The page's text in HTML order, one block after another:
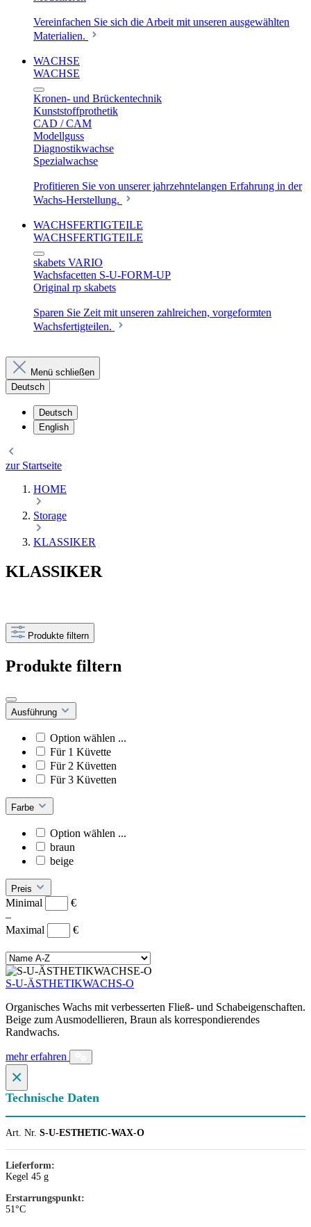
Vereinfachen Sie sich die Arbeit mit unseren ausgewählten
Materialien.
WACHSE
WACHSE
Kronen- und Brückentechnik
Kunststoffprothetik
CAD / CAM
Modellguss
Diagnostikwachse
Spezialwachse
Profitieren Sie von unserer jahrzehntelangen Erfahrung in der
Wachs-Herstellung.
WACHSFERTIGTEILE
WACHSFERTIGTEILE
skabets VARIO
Wachsfacetten S-U-FORM-UP
Original rp skabets
Sparen Sie Zeit mit unseren zahlreichen, vorgeformten
Wachsfertigteilen.
Menü schließen
Deutsch
Deutsch
English
zur Startseite
HOME
Storage
KLASSIKER
KLASSIKER
Produkte filtern
Produkte filtern
Ausführung
Option wählen ...
Für 1 Küvette
Für 2 Küvetten
Für 3 Küvetten
Farbe
Option wählen ...
braun
beige
Preis
Minimal
€
–
Maximal
€
S-U-ÄSTHETIKWACHS-O
Organisches Wachs mit verbesserten Fließ- und Schabeigenschaften.
Beige zum Ausmodellieren, Braun als korrespondierendes
Randwachs.
mehr erfahren
×
Technische Daten
Art. Nr. S-U-ESTHETIC-WAX-O
Lieferform:
Kegel 45 g
Erstarrungspunkt:
51°C